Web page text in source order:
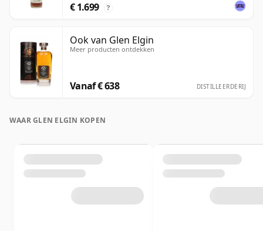
€ 1.699 ?
Ook van Glen Elgin
Meer producten ontdekken
Vanaf € 638 DISTILLEERDERIJ
WAAR GLEN ELGIN KOPEN